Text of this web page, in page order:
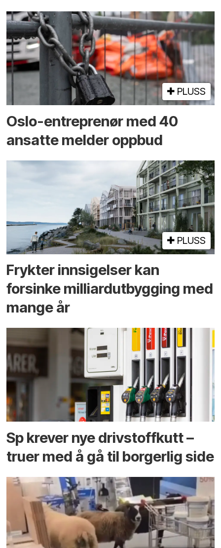
PLUSS
Oslo-entreprenør med 40
ansatte melder oppbud
PLUSS
Frykter innsigelser kan
forsinke milliard­utbygging med
mange år
Sp krever nye drivstoffkutt –
truer med å gå til borgerlig side